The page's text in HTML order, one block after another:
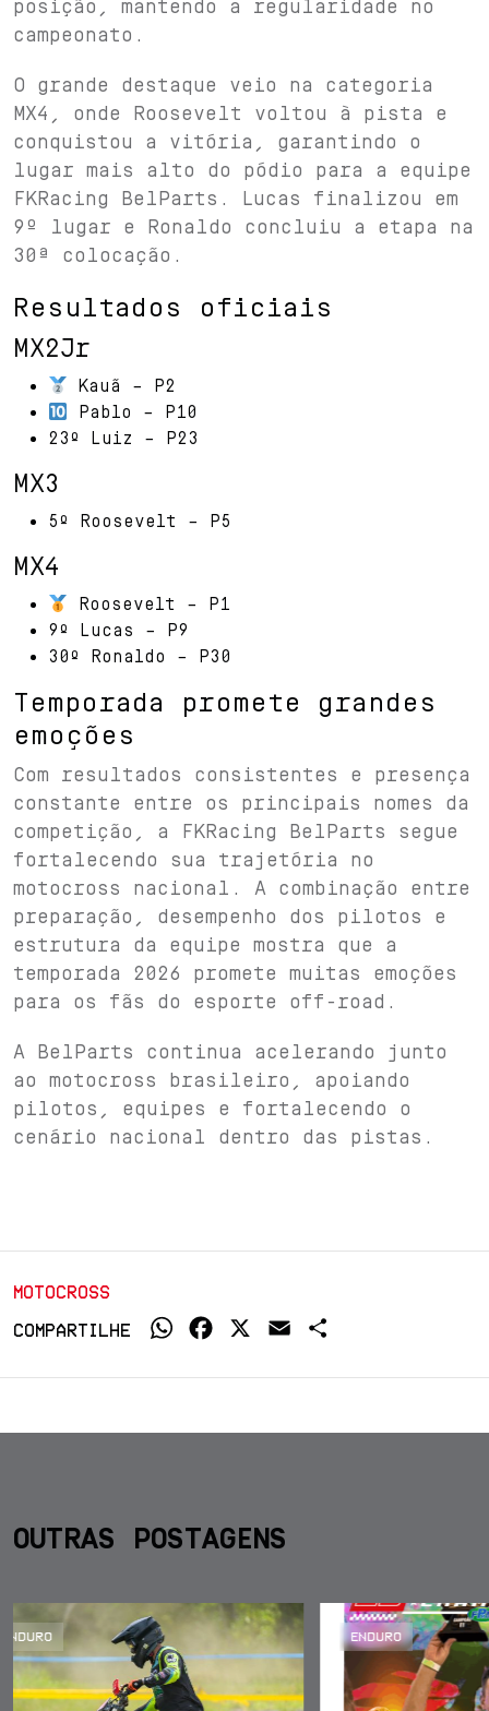
posição, mantendo a regularidade no
campeonato.
O grande destaque veio na categoria
MX4, onde Roosevelt voltou à pista e
conquistou a vitória, garantindo o
lugar mais alto do pódio para a equipe
FKRacing BelParts. Lucas finalizou em
9º lugar e Ronaldo concluiu a etapa na
30ª colocação.
Resultados oficiais
MX2Jr
Kauã – P2
Pablo – P10
23º Luiz – P23
MX3
5º Roosevelt – P5
MX4
Roosevelt – P1
9º Lucas – P9
30º Ronaldo – P30
Temporada promete grandes
emoções
Com resultados consistentes e presença
constante entre os principais nomes da
competição, a FKRacing BelParts segue
fortalecendo sua trajetória no
motocross nacional. A combinação entre
preparação, desempenho dos pilotos e
estrutura da equipe mostra que a
temporada 2026 promete muitas emoções
para os fãs do esporte off-road.
A BelParts continua acelerando junto
ao motocross brasileiro, apoiando
pilotos, equipes e fortalecendo o
cenário nacional dentro das pistas.
MOTOCROSS
COMPARTILHE WhatsAppFacebook Email
OUTRAS POSTAGENS
ENDURO ENDURO